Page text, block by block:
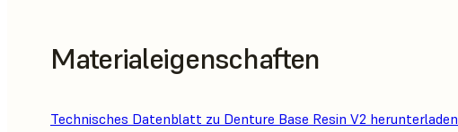
Materialeigenschaften
Technisches Datenblatt zu Denture Base Resin V2 herunterladen